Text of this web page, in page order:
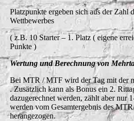
Platzpunkte ergeben sich aus der Zahl
Wettbewerbes
( z.B. 10 Starter – 1. Platz ( eigene
Punkte )
Wertung und Berechnung von
Bei MTR / MTF wird der Tag mit der
. Zusätzlich kann als Bonus ein 2.
dazugerechnet werden, zählt aber nur
werden vom Gesamtergebnis des
herangezogen.